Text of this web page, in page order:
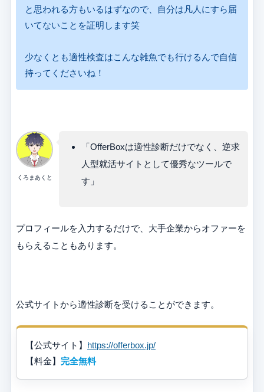
と思われる方もいるはずなので、自分は凡人にすら届
いてないことを証明します笑
少なくとも適性検査はこんな雑魚でも行けるんで自信
持ってくださいね！
くろまあくと
「OfferBoxは適性診断だけでなく、逆求
人型就活サイトとして優秀なツールで
す」
プロフィールを入力するだけで、大手企業からオファーを
もらえることもあります。
公式サイトから適性診断を受けることができます。
【公式サイト】 https://offerbox.jp/
【料金】 完全無料